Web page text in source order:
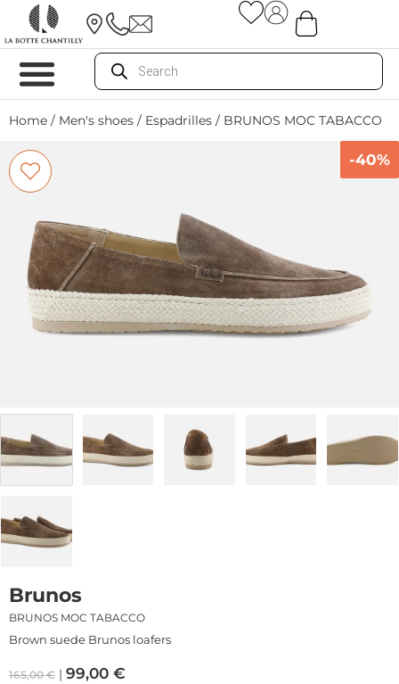
Home / Men's shoes / Espadrilles / BRUNOS MOC TABACCO
-40%
Brunos
BRUNOS MOC TABACCO
Brown suede Brunos loafers
165,00€ 99,00 €